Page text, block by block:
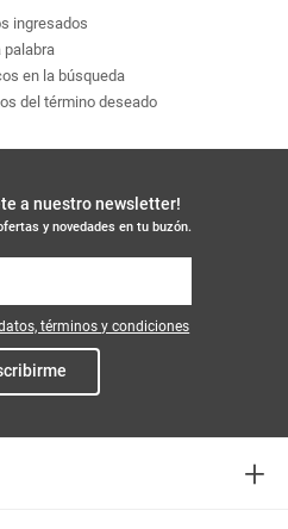
ingresados
palabra
en la búsqueda
del término deseado
a nuestro newsletter!
y novedades en tu buzón.
términos y condiciones
+